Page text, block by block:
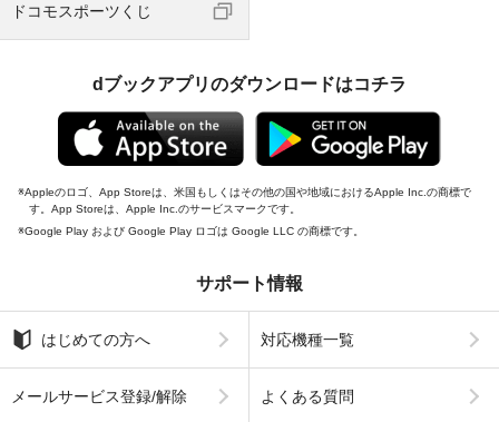
ドコモスポーツくじ
dブックアプリのダウンロードはコチラ
Appleのロゴ、App Storeは、米国もしくはその他の国や地域におけるApple Inc.の商標で
す。App Storeは、Apple Inc.のサービスマークです。
Google Play および Google Play ロゴは Google LLC の商標です。
サポート情報
はじめての方へ 対応機種一覧
メールサービス登録/解除 よくある質問